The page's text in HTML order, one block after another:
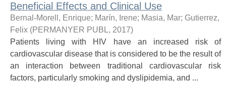
Beneficial Effects and Clinical Use
Bernal-Morell, Enrique; Marín, Irene; Masia, Mar; Gutierrez,
Felix (PERMANYER PUBL, 2017)
Patients living with HIV have an increased risk of
cardiovascular disease that is considered to be the result of
an interaction between traditional cardiovascular risk
factors, particularly smoking and dyslipidemia, and ...